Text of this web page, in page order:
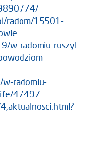
radom/15501-
w-radomiu-ruszyl-
radomiu-
47497